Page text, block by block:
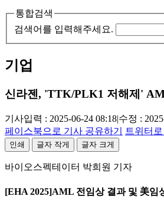
통합검색
검색어를 입력해주세요.
기업
신라젠, 'TTK/PLK1 저해제'
기사입력 : 2025-06-24 08:18|수정 :
페이스북으로 기사 공유하기
트위터
인쇄 글자 작게 글자 크게
바이오스펙테이터 박희원 기자
[EHA 2025]AML 전임상 결과 및 美임